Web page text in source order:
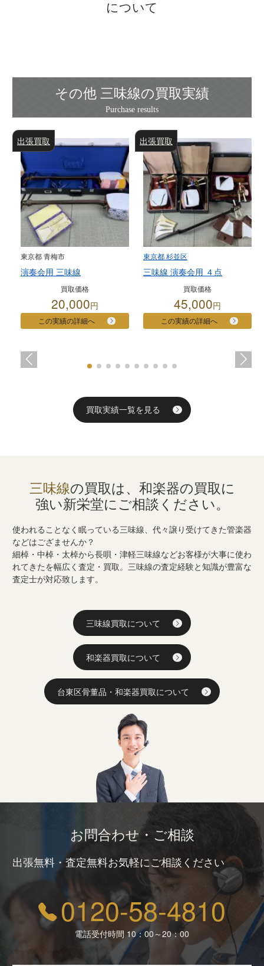
について
その他 三味線の買取実績
東京都 青梅市
演奏会用 三味線
買取価格
20,000円
この実績の詳細へ
出張買取
東京都 杉並区
三味線 演奏会用 ４点
買取価格
45,000円
この実績の詳細へ
出張買取
買取実績一覧を見る
三味線の買取は、和楽器の買取に
強い新栄堂にご相談ください。
使われることなく眠っている三味線、代々譲り受けてきた管楽器
などはござませんか？
細棹・中棹・太棹から長唄・津軽三味線などお客様が大事に使わ
れてきたを幅広く査定・買取。三味線の査定経験と知識が豊富な
査定士が対応致します。
三味線買取について
和楽器買取について
台東区骨董品・和楽器買取について
お問合わせ・ご相談
出張無料・査定無料お気軽にご相談ください
0120-58-4810
電話受付時間 10：00～20：00